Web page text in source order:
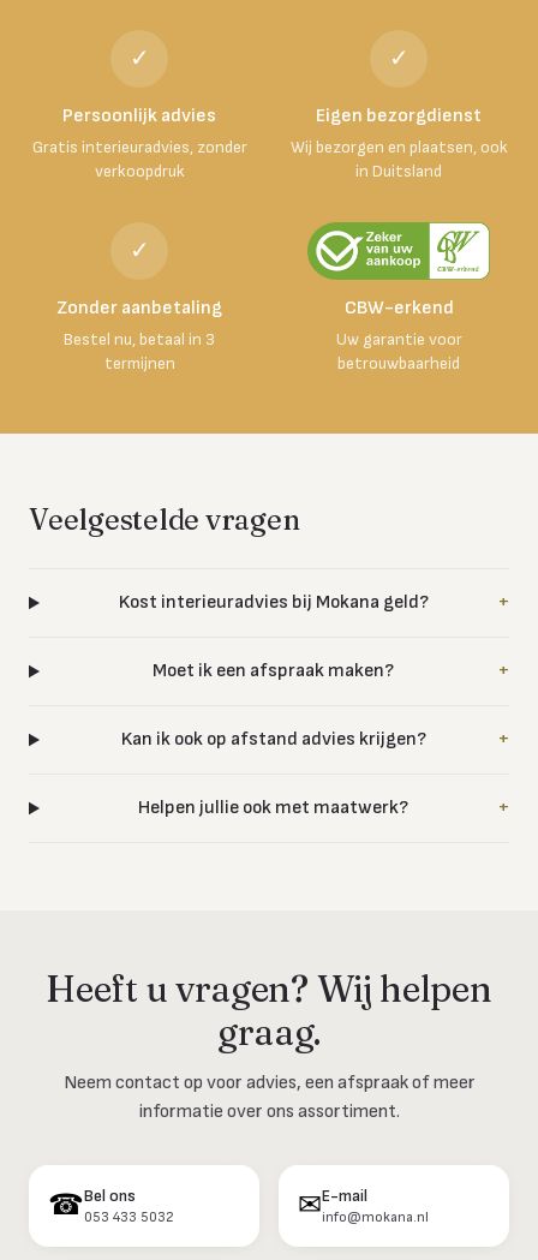
✓
Persoonlijk advies
Gratis interieuradvies, zonder
verkoopdruk
✓
Eigen bezorgdienst
Wij bezorgen en plaatsen, ook
in Duitsland
✓
Zonder aanbetaling
Bestel nu, betaal in 3
termijnen
CBW-erkend
Uw garantie voor
betrouwbaarheid
Veelgestelde vragen
Kost interieuradvies bij Mokana geld? +
Moet ik een afspraak maken? +
Kan ik ook op afstand advies krijgen? +
Helpen jullie ook met maatwerk? +
Heeft u vragen? Wij helpen
graag.
Neem contact op voor advies, een afspraak of meer
informatie over ons assortiment.
☎Bel ons
053 433 5032 ✉E-mail
info@mokana.nl